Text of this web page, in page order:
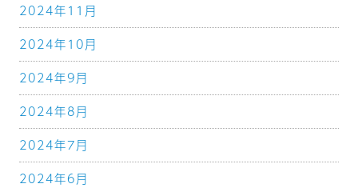
2024年11月
2024年10月
2024年9月
2024年8月
2024年7月
2024年6月